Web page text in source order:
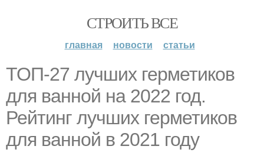
СТРОИТЬ ВСЕ
главная новости статьи
ТОП-27 лучших герметиков
для ванной на 2022 год.
Рейтинг лучших герметиков
для ванной в 2021 году